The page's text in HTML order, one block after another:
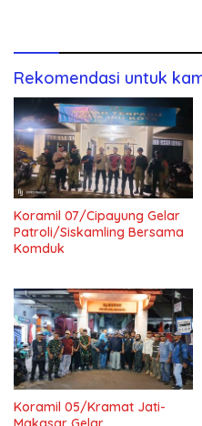
Rekomendasi untuk
Koramil 07/Cipayung Gelar
Patroli/Siskamling Bersama
Komduk
Koramil 05/Kramat Jati-